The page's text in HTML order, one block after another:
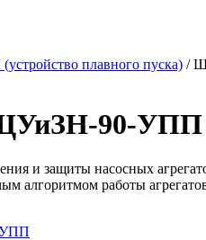
плавного пуска) /
ЩУиЗН-90-УПП
и защиты насосных
алгоритмом работы